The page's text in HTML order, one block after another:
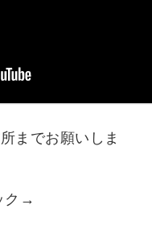
までお願いしま
ク→